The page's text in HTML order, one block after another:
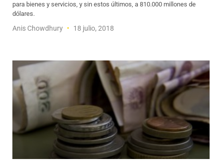
para bienes y servicios, y sin estos últimos, a 810.000 millones de
dólares.
Anis Chowdhury 18 julio, 2018